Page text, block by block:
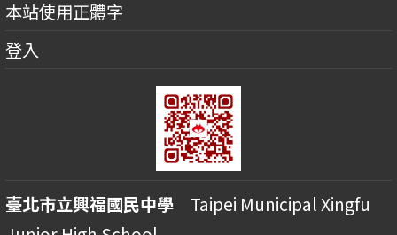
本站使用正體字
登入
臺北市立興福國民中學 Taipei Municipal Xingfu